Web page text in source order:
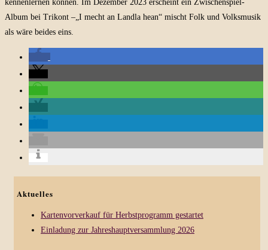
kennenlernen können. Im Dezember 2023 erscheint ein Zwischenspiel-
Album bei Trikont –„I mecht an Landla hean“ mischt Folk und Volksmusik
als wäre beides eins.
Aktuelles
Kartenvorverkauf für Herbstprogramm gestartet
Einladung zur Jahreshauptversammlung 2026